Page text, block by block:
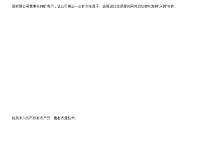
团有限公司董事长何昕表示，该公司将进一步扩大车厘子、蓝莓进口交易量的同时启动智利海鲜“入川”合作。
拉美来川的不仅有农产品，也有农业技术。